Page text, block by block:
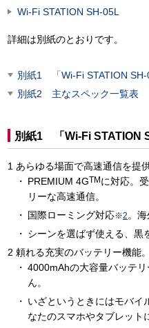
Wi-Fi STATION SH-05L
詳細は別紙のとおりです。
別紙1 「Wi-Fi STATION SH-
別紙2 主なスペック一覧表
別紙1 「Wi-Fi STATION
あらゆる場面で高速通信を提供
PREMIUM 4GTMに対応。
リーな高速通信。
国際ローミング対応※2 。
シーンを選ばず使える、黒
頼れる充実のバッテリー機能。
4000mAhの大容量バッテ
ん。
いざというときにはモバイ
なたのスマホやタブレット